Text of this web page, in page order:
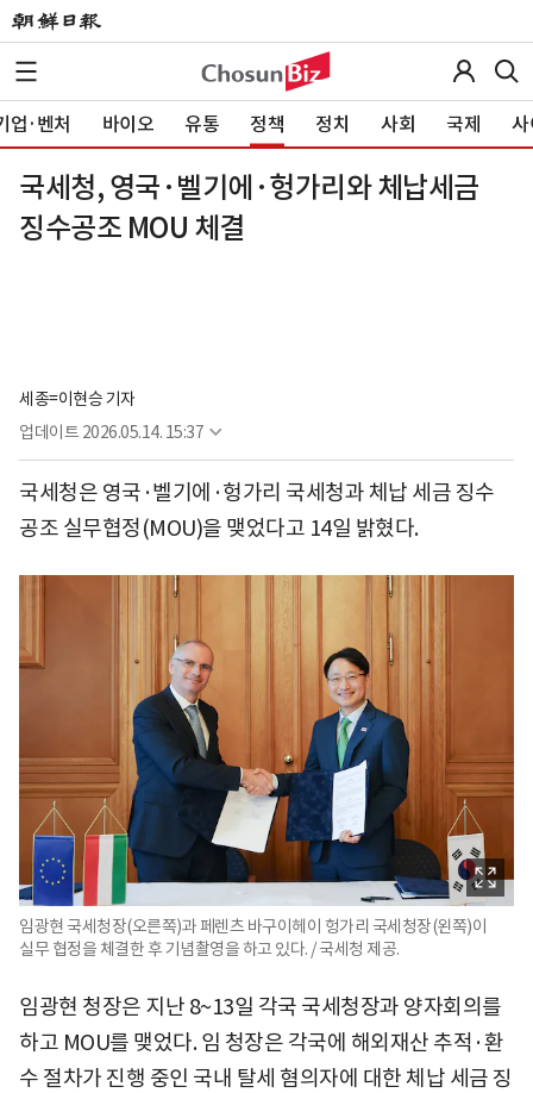
업·벤처 바이오 유통 정책 정치 사회 국제 사
국세청, 영국·벨기에·헝가리와 체납세금
징수공조 MOU 체결
세종=이현승 기자
업데이트 2026.05.14. 15:37
국세청은 영국·벨기에·헝가리 국세청과 체납 세금 징수
공조 실무협정(MOU)을 맺었다고 14일 밝혔다.
임광현 국세청장(오른쪽)과 페렌츠 바구이헤이 헝가리 국세청장(왼쪽)이
실무 협정을 체결한 후 기념촬영을 하고 있다. / 국세청 제공.
임광현 청장은 지난 8~13일 각국 국세청장과 양자회의를
하고 MOU를 맺었다. 임 청장은 각국에 해외재산 추적·환
수 절차가 진행 중인 국내 탈세 혐의자에 대한 체납 세금 징